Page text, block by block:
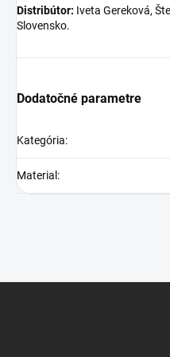
Distribútor: Iveta Gereková,
Slovensko.
Dodatočné parametre
Kategória:
Material :